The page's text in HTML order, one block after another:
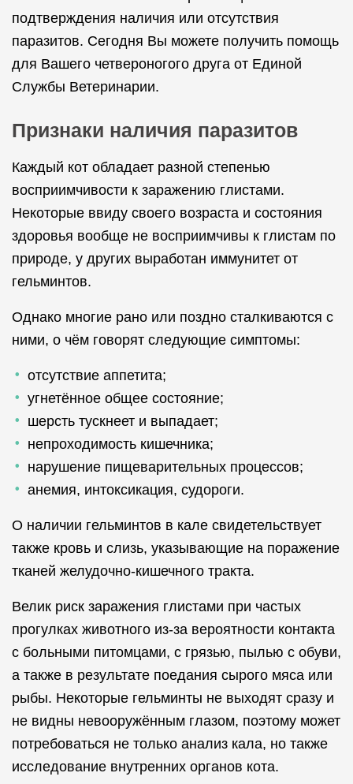
подтверждения наличия или отсутствия
паразитов. Сегодня Вы можете получить помощь
для Вашего четвероногого друга от Единой
Службы Ветеринарии.
Признаки наличия паразитов
Каждый кот обладает разной степенью
восприимчивости к заражению глистами.
Некоторые ввиду своего возраста и состояния
здоровья вообще не восприимчивы к глистам по
природе, у других выработан иммунитет от
гельминтов.
Однако многие рано или поздно сталкиваются с
ними, о чём говорят следующие симптомы:
отсутствие аппетита;
угнетённое общее состояние;
шерсть тускнеет и выпадает;
непроходимость кишечника;
нарушение пищеварительных процессов;
анемия, интоксикация, судороги.
О наличии гельминтов в кале свидетельствует
также кровь и слизь, указывающие на поражение
тканей желудочно-кишечного тракта.
Велик риск заражения глистами при частых
прогулках животного из-за вероятности контакта
с больными питомцами, с грязью, пылью с обуви,
а также в результате поедания сырого мяса или
рыбы. Некоторые гельминты не выходят сразу и
не видны невооружённым глазом, поэтому может
потребоваться не только анализ кала, но также
исследование внутренних органов кота.